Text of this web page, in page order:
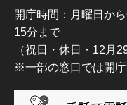
開庁時間：月曜日か
15分まで
（祝日・休日・12月
※一部の窓口では開